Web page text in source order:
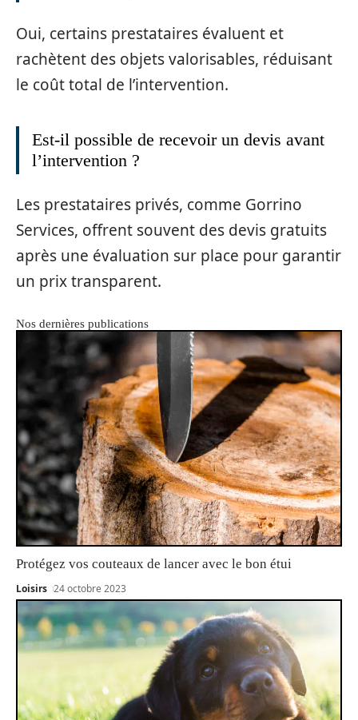
Oui, certains prestataires évaluent et
rachètent des objets valorisables, réduisant
le coût total de l’intervention.
Est-il possible de recevoir un devis avant
l’intervention ?
Les prestataires privés, comme Gorrino
Services, offrent souvent des devis gratuits
après une évaluation sur place pour garantir
un prix transparent.
Nos dernières publications
Protégez vos couteaux de lancer avec le bon étui
Loisirs 24 octobre 2023